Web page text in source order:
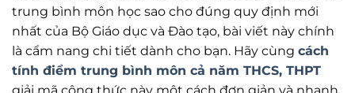
trung bình môn học sao cho đúng quy định mới
nhất của Bộ Giáo dục và Đào tạo, bài viết này chính
là cẩm nang chi tiết dành cho bạn. Hãy cùng cách
tính điểm trung bình môn cả năm THCS, THPT